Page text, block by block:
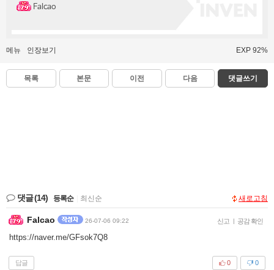
Falcao
메뉴 인장보기 EXP 92%
목록 본문 이전 다음 댓글쓰기
댓글(14) 등록순 최신순 새로고침
Falcao 26-07-06 09:22 신고 | 공감 확인
https://naver.me/GFsok7Q8
답글 0
0